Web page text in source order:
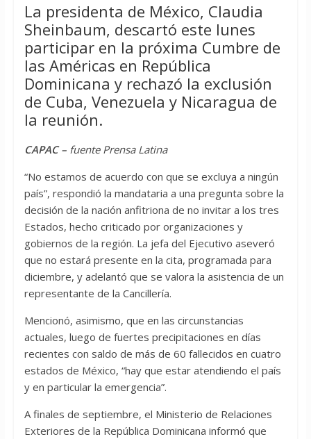
La presidenta de México, Claudia
Sheinbaum, descartó este lunes
participar en la próxima Cumbre de
las Américas en República
Dominicana y rechazó la exclusión
de Cuba, Venezuela y Nicaragua de
la reunión.
CAPAC –fuente Prensa Latina
“No estamos de acuerdo con que se excluya a ningún
país”, respondió la mandataria a una pregunta sobre la
decisión de la nación anfitriona de no invitar a los tres
Estados, hecho criticado por organizaciones y
gobiernos de la región. La jefa del Ejecutivo aseveró
que no estará presente en la cita, programada para
diciembre, y adelantó que se valora la asistencia de un
representante de la Cancillería.
Mencionó, asimismo, que en las circunstancias
actuales, luego de fuertes precipitaciones en días
recientes con saldo de más de 60 fallecidos en cuatro
estados de México, “hay que estar atendiendo el país
y en particular la emergencia”.
A finales de septiembre, el Ministerio de Relaciones
Exteriores de la República Dominicana informó que